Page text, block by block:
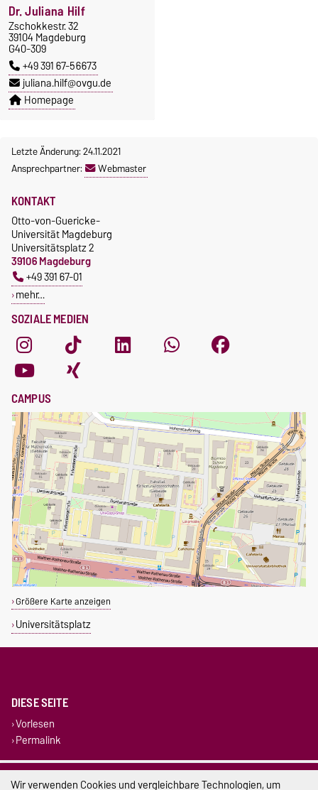
Dr. Juliana Hilf
Zschokkestr. 32
39104 Magdeburg
G40-309
+49 391 67-56673
juliana.hilf@ovgu.de
Homepage
Letzte Änderung: 24.11.2021
Ansprechpartner:
Webmaster
SOZIALE MEDIEN
KONTAKT
Otto-von-Guericke-
Universität Magdeburg
Universitätsplatz 2
39106 Magdeburg
+49 391 67-01
mehr…
CAMPUS
Größere Karte anzeigen
Universitätsplatz
DIESE SEITE
Vorlesen
Permalink
Impressum
Wir verwenden Cookies und vergleichbare Technologien, um